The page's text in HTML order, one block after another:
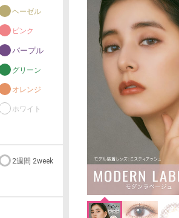
ヘーゼル
ピンク
パープル
グリーン
オレンジ
ホワイト
2週間 2week